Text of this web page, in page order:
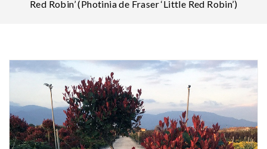
Red Robin’ (Photinia de Fraser ‘Little Red Robin’)